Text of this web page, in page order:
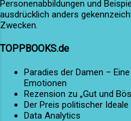
Personenabbildungen und
ausdrücklich anders
Zwecken.
TOPPBOOKS.de
Paradies der Damen –
Emotionen
Rezension zu „Gut und
Der Preis politischer Ideale
Data Analytics